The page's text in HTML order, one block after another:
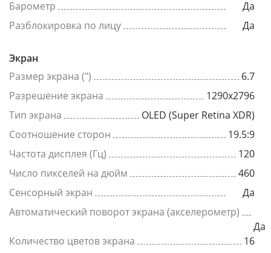
Барометр
Да
Разблокировка по лицу
Да
Экран
Размер экрана (")
6.7
Разрешение экрана
1290x2796
Тип экрана
OLED (Super Retina XDR)
Соотношение сторон
19.5:9
Частота дисплея (Гц)
120
Число пикселей на дюйм
460
Сенсорный экран
Да
Автоматический поворот экрана (акселерометр)
Да
Количество цветов экрана
16